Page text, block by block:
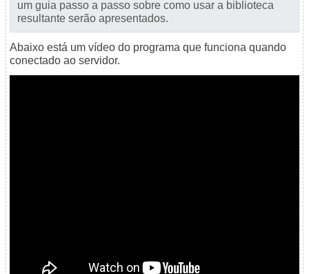
um guia passo a passo sobre como usar a biblioteca
resultante serão apresentados.
Abaixo está um vídeo do programa que funciona quando
conectado ao servidor.